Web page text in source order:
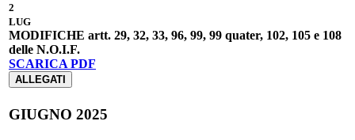
2
LUG
MODIFICHE artt. 29, 32, 33, 96, 99, 99 quater, 102, 105 e 108
delle N.O.I.F.
SCARICA PDF
ALLEGATI
GIUGNO 2025